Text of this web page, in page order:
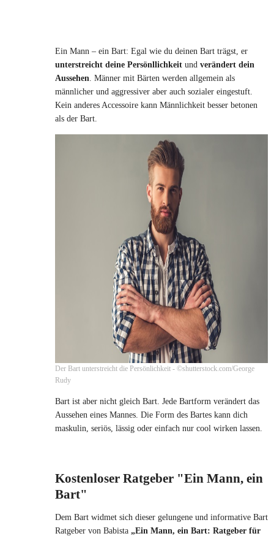
Ein Mann – ein Bart: Egal wie du deinen Bart trägst, er
unterstreicht deine Persönllichkeit und verändert dein
Aussehen . Männer mit Bärten werden allgemein als
männlicher und aggressiver aber auch sozialer eingestuft.
Kein anderes Accessoire kann Männlichkeit besser betonen
als der Bart.
Der Bart unterstreicht die Persönlichkeit - ©shutterstock.com/George
Rudy
Bart ist aber nicht gleich Bart. Jede Bartform verändert das
Aussehen eines Mannes. Die Form des Bartes kann dich
maskulin, seriös, lässig oder einfach nur cool wirken lassen.
Kostenloser Ratgeber "Ein Mann, ein
Bart"
Dem Bart widmet sich dieser gelungene und informative Bart
Ratgeber von Babista „Ein Mann, ein Bart: Ratgeber für